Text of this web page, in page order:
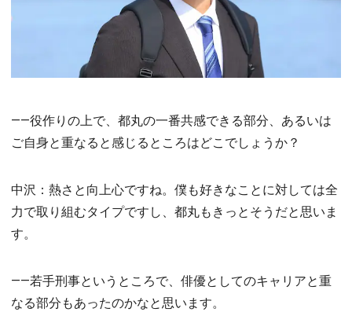
――役作りの上で、都丸の一番共感できる部分、あるいは
ご自身と重なると感じるところはどこでしょうか？
中沢：熱さと向上心ですね。僕も好きなことに対しては全
力で取り組むタイプですし、都丸もきっとそうだと思いま
す。
――若手刑事というところで、俳優としてのキャリアと重
なる部分もあったのかなと思います。